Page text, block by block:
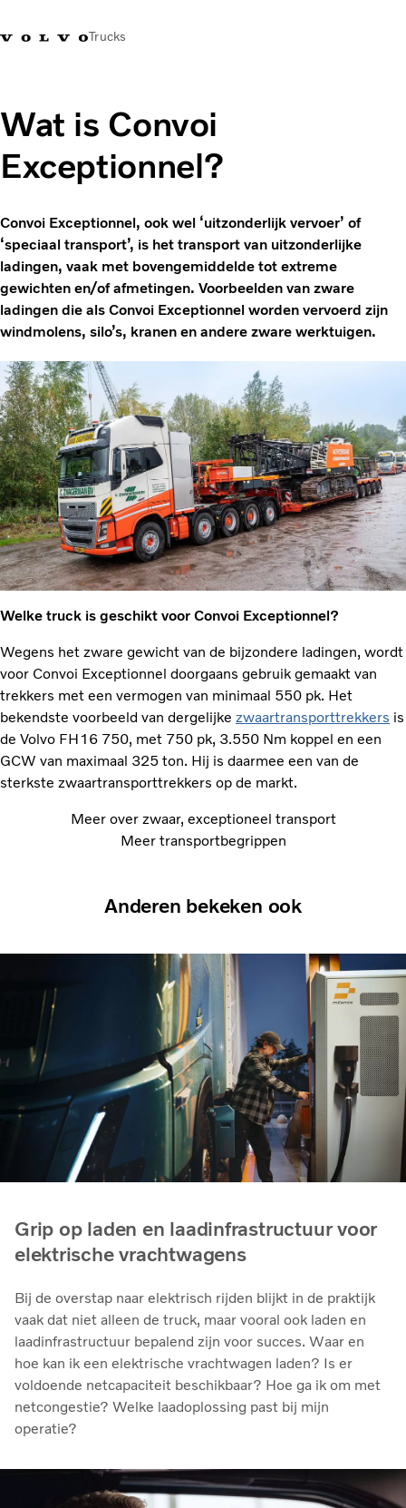
Trucks
Transportoplossingen
CO2-reductie
Truck Builder
Services
Dealer locator
Nieuws
Over ons
Wat is Convoi
Exceptionnel?
Convoi Exceptionnel, ook wel ‘uitzonderlijk vervoer’ of
‘speciaal transport’, is het transport van uitzonderlijke
ladingen, vaak met bovengemiddelde tot extreme
gewichten en/of afmetingen. Voorbeelden van zware
ladingen die als Convoi Exceptionnel worden vervoerd zijn
windmolens, silo’s, kranen en andere zware werktuigen.
Welke truck is geschikt voor Convoi Exceptionnel?
Wegens het zware gewicht van de bijzondere ladingen, wordt
voor Convoi Exceptionnel doorgaans gebruik gemaakt van
trekkers met een vermogen van minimaal 550 pk. Het
bekendste voorbeeld van dergelijke zwaartransporttrekkers is
de Volvo FH16 750, met 750 pk, 3.550 Nm koppel en een
GCW van maximaal 325 ton. Hij is daarmee een van de
sterkste zwaartransporttrekkers op de markt.
Meer over zwaar, exceptioneel transport
Meer transportbegrippen
Anderen bekeken ook
Grip op laden en laadinfrastructuur voor
elektrische vrachtwagens
Bij de overstap naar elektrisch rijden blijkt in de praktijk
vaak dat niet alleen de truck, maar vooral ook laden en
laadinfrastructuur bepalend zijn voor succes. Waar en
hoe kan ik een elektrische vrachtwagen laden? Is er
voldoende netcapaciteit beschikbaar? Hoe ga ik om met
netcongestie? Welke laadoplossing past bij mijn
operatie?